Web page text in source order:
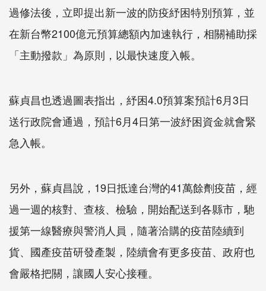
過修法後，立即提出新一波的防疫紓困特別預算，並
在新台幣2100億元預算總額內加速執行，相關補助採
「主動撥款」為原則，以最快速度入帳。
蘇貞昌也透過圖表指出，紓困4.0預算案預計6月3日
送行政院會通過，預計6月4日第一波紓困資金就會緊
急入帳。
另外，蘇貞昌說，19日抵達台灣的41萬餘劑疫苗，經
過一週的核對、查核、檢驗，開始配送到各縣市，馳
援第一線醫療與警消人員，隨著洽購的疫苗陸續到
貨、國產疫苗研發產製，陸續會有更多疫苗、政府也
會嚴格把關，讓國人安心接種。